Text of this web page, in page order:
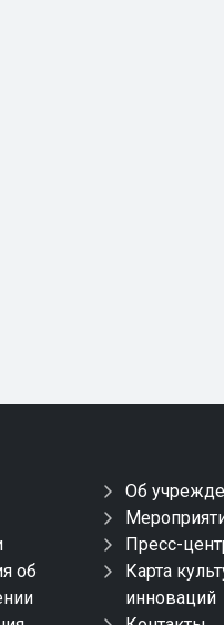
Об
Пресс-
об
Карта
инноваций